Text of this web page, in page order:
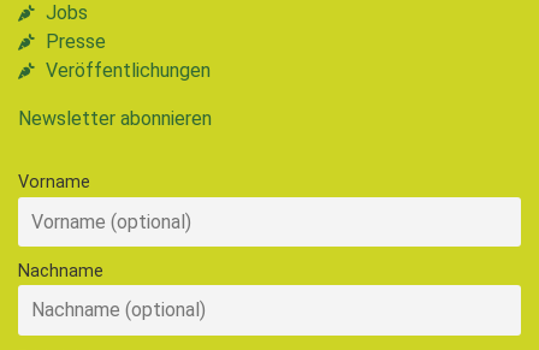
Jobs
Presse
Veröffentlichungen
Newsletter abonnieren
Vorname
Nachname